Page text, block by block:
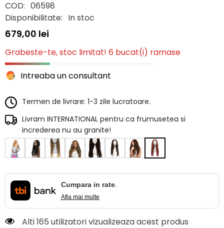
COD: 06598
Disponibilitate: In stoc
679,00 lei
Grabeste-te, stoc limitat! 6 bucat(i) ramase
Intreaba un consultant
Termen de livrare: 1-3 zile lucratoare.
Livram INTERNATIONAL pentru ca frumusetea si
increderea nu au granite!
Cumpara in rate.
Afla mai multe
Alti 165 utilizatori vizualizeaza acest produs